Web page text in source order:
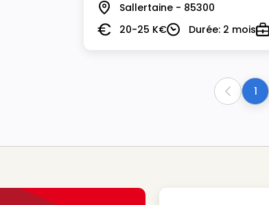
Lieu Sallertaine - 85300
Salaire20-25 K€DuréeDurée: 2 mois
Previous
1